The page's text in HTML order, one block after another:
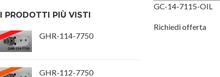
I PRODOTTI PIÙ VISTI
GHR-114-7750
GHR-112-7750
GC-14-7115-OIL
Richiedi offerta